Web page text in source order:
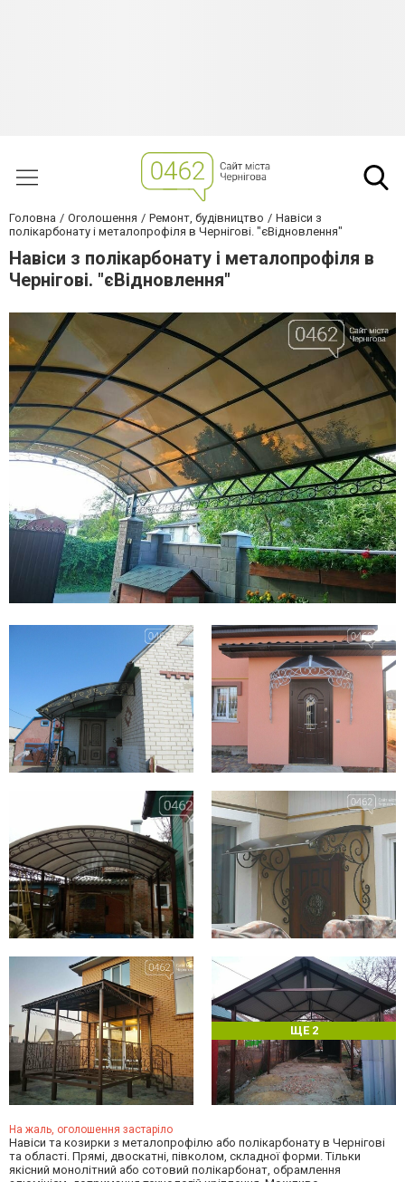
Головна Оголошення Ремонт, будівництво
Навіси з
полікарбонату і металопрофіля в Чернігові. "єВідновлення"
Навіси з полікарбонату і металопрофіля в
Чернігові. "єВідновлення"
ЩЕ 2
На жаль, оголошення застаріло
Навіси та козирки з металопрофілю або полікарбонату в Чернігові
та області. Прямі, двоскатні, півколом, складної форми. Тільки
якісний монолітний або сотовий полікарбонат, обрамлення